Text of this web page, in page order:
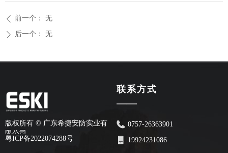
ꄴ 前一个： 无
ꄲ 后一个： 无
版权所有 © 广东希捷安防实业有
限公司
粤ICP备2022074288号
联系方式
——
0757-26363901
19924231086